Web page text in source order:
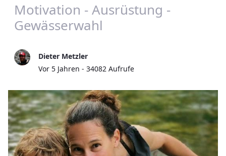
Motivation - Ausrüstung -
Gewässerwahl
Dieter Metzler
Publikationsdatum
Vor 5 Jahren - 34082 Aufrufe